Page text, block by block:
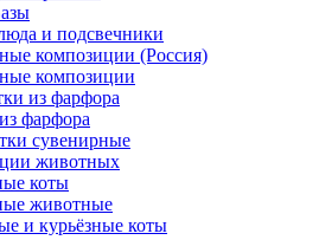
и подсвечники
композиции (Россия)
композиции
из фарфора
фарфора
сувенирные
животных
коты
животные
и курьёзные коты